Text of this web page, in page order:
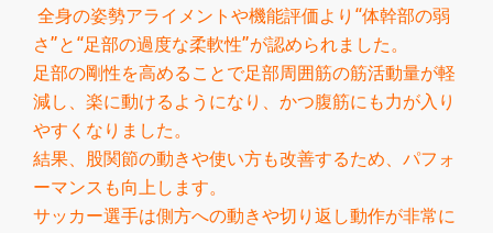
全身の姿勢アライメントや機能評価より“体幹部の弱
さ”と“足部の過度な柔軟性”が認められました。
足部の剛性を高めることで足部周囲筋の筋活動量が軽
減し、楽に動けるようになり、かつ腹筋にも力が入り
やすくなりました。
結果、股関節の動きや使い方も改善するため、パフォ
ーマンスも向上します。
サッカー選手は側方への動きや切り返し動作が非常に